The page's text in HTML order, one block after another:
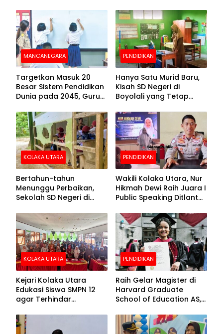
Sekolah
MANCANEGARA
Targetkan Masuk 20
Besar Sistem Pendidikan
Dunia pada 2045, Guru
100 Persen
PENDIDIKAN
Hanya Satu Murid Baru,
Kisah SD Negeri di
Boyolali yang Tetap
Kelas
KOLAKA UTARA
Bertahun-tahun
Menunggu Perbaikan,
Sekolah SD Negeri di
Beralas Tanah dan
Dinding Bolong-bolong
PENDIDIKAN
Wakili Kolaka Utara, Nur
Hikmah Dewi Raih Juara I
Public Speaking Ditlantas
Puncak Hari
Bhayangkara ke-80
KOLAKA UTARA
Kejari Kolaka Utara
Edukasi Siswa SMPN 12
agar Terhindar
PENDIDIKAN
Raih Gelar Magister di
Harvard Graduate
School of Education AS,
Foto Putrinya Perlihatkan
Ijazah